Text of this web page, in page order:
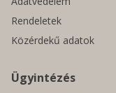
Rendeletek
Közérdekű adatok
Ügyintézés